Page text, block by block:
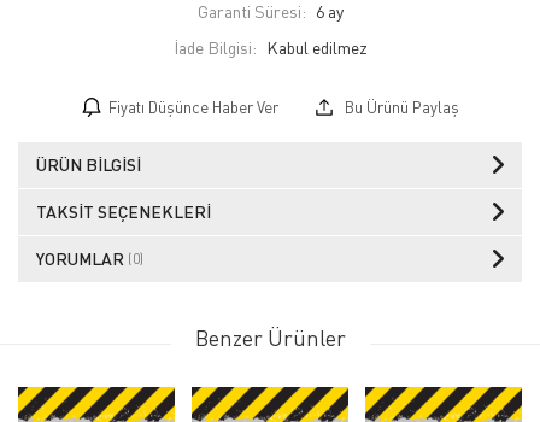
Garanti Süresi: 6 ay
İade Bilgisi:
Fiyatı Düşünce Haber Ver Bu Ürünü Paylaş
ÜRÜN BILGISI
TAKSIT SEÇENEKLERI
YORUMLAR (0)
Benzer Ürünler